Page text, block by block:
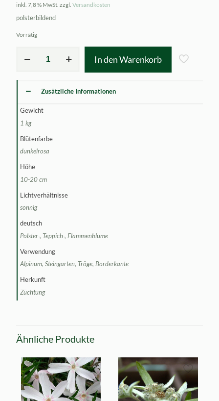
inkl. 7,8 % MwSt. zzgl. Versandkosten
polsterbildend
Vorrätig
subulata
Menge
In den Warenkorb
Zusätzliche Informationen
Gewicht
1 kg
Blütenfarbe
dunkelrosa
Höhe
10-20 cm
Lichtverhältnisse
sonnig
deutsch
Polster-, Teppich-, Flammenblume
Verwendung
Alpinum, Steingarten, Tröge, Borderkante
Herkunft
Züchtung
Ähnliche Produkte